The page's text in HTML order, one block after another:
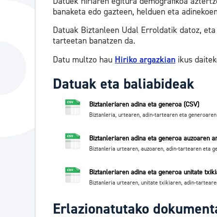
banaketa edo gazteen, helduen eta
Datuak Biztanleen Udal Erroldatik datoz,
tarteetan banatzen da.
Datu multzo hau Hiriko argazkian ikus
Datuak eta baliabideak
Biztanleriaren adina eta generoa (CSV)
Biztanleria, urtearen, adin-tartearen eta
Biztanleriaren adina eta generoa auzoaren
Biztanleria urtearen, auzoaren, adin-tartearen eta
Biztanleriaren adina eta generoa unitate
Biztanleria urtearen, unitate txikiaren, adin-
Erlazionatutako